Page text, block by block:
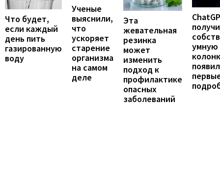
Что будет,
если каждый
день пить
газированную
воду
Ученые
выяснили,
что
ускоряет
старение
организма
на самом
деле
Эта
жевательная
резинка
может
изменить
подход к
профилактике
опасных
заболеваний
умную